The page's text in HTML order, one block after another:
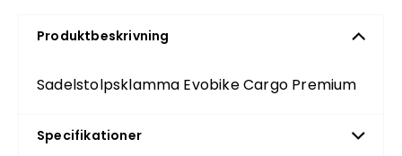
Produktbeskrivning
Sadelstolpsklamma Evobike Cargo Premium
Specifikationer